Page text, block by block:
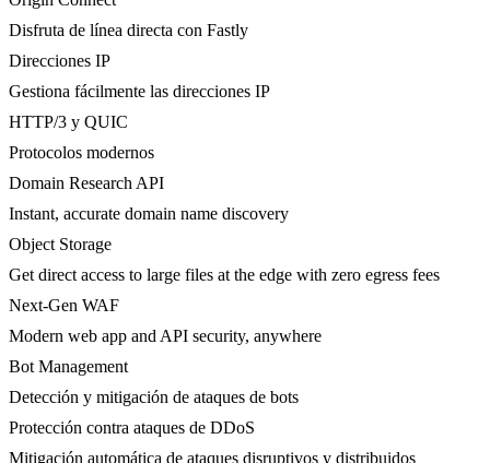
Disfruta de línea directa con Fastly
Direcciones IP
Gestiona fácilmente las direcciones IP
HTTP/3 y QUIC
Protocolos modernos
Domain Research API
Instant, accurate domain name discovery
Object Storage
Get direct access to large files at the edge with zero egress fees
Next-Gen WAF
Modern web app and API security, anywhere
Bot Management
Detección y mitigación de ataques de bots
Protección contra ataques de DDoS
Mitigación automática de ataques disruptivos y distribuidos